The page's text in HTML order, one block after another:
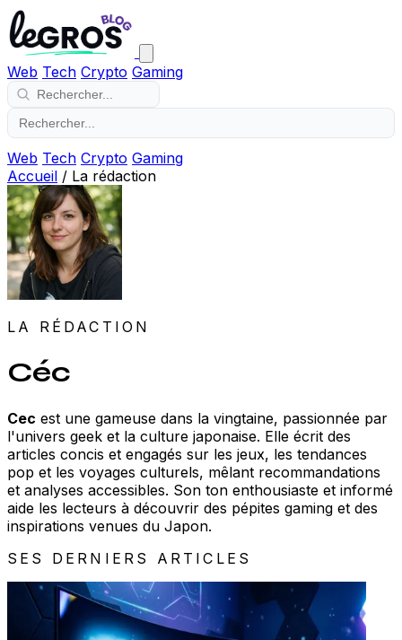
Web Tech Crypto Gaming
Web Tech Crypto Gaming
Accueil / La rédaction
LA RÉDACTION
Céc
Cec est une gameuse dans la vingtaine, passionnée par
l'univers geek et la culture japonaise. Elle écrit des
articles concis et engagés sur les jeux, les tendances
pop et les voyages culturels, mêlant recommandations
et analyses accessibles. Son ton enthousiaste et informé
aide les lecteurs à découvrir des pépites gaming et des
inspirations venues du Japon.
SES DERNIERS ARTICLES